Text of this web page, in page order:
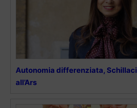
Autonomia differenziata,
all’Ars